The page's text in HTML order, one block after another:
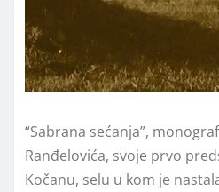
“Sabrana sećanja”,
Ranđelovića, svoje prvo
Kočanu, selu u kom je